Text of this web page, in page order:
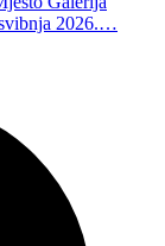
2026.…